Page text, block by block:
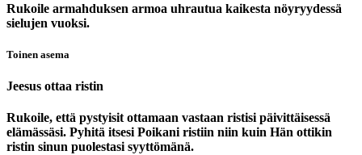
Rukoile armahduksen armoa uhrautua kaikesta nöyryydessä
sielujen vuoksi.
Toinen asema
Jeesus ottaa ristin
Rukoile, että pystyisit ottamaan vastaan ristisi päivittäisessä
elämässäsi. Pyhitä itsesi Poikani ristiin niin kuin Hän ottikin
ristin sinun puolestasi syyttömänä.